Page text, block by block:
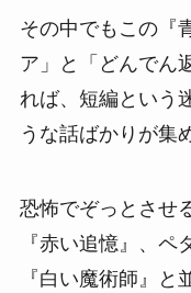
その中でもこの『
ア」と「どんでん
れば、短編という
うな話ばかりが集
恐怖でぞっとさせ
『赤い追憶』、
『白い魔術師』